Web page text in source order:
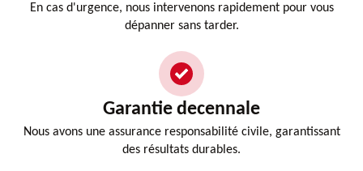
En cas d'urgence, nous intervenons rapidement pour vous
dépanner sans tarder.
Garantie decennale
Nous avons une assurance responsabilité civile, garantissant
des résultats durables.